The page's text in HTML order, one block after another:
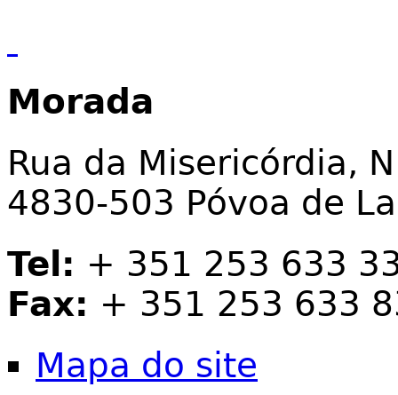
Morada
Rua da Misericórdia,
4830-503 Póvoa de
Tel: + 351 253 633
Fax: + 351 253 633
Mapa do site